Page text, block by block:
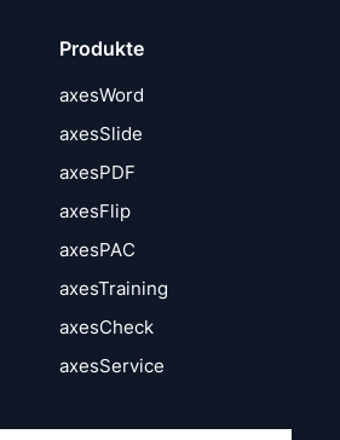
Produkte
axesWord
axesSlide
axesPDF
axesFlip
axesPAC
axesTraining
axesCheck
axesService